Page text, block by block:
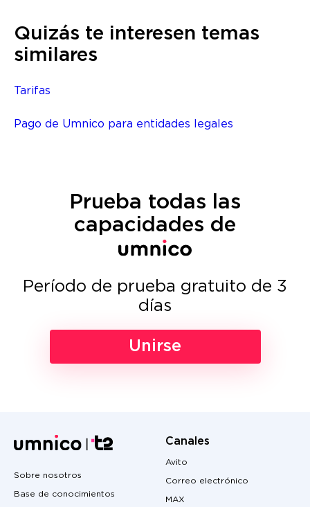
Quizás te interesen temas
similares
Tarifas
Pago de Umnico para entidades legales
Prueba todas las
capacidades de
Período de prueba gratuito de 3
días
Unirse
Sobre nosotros
Base de conocimientos
Canales
Avito
Correo electrónico
MAX